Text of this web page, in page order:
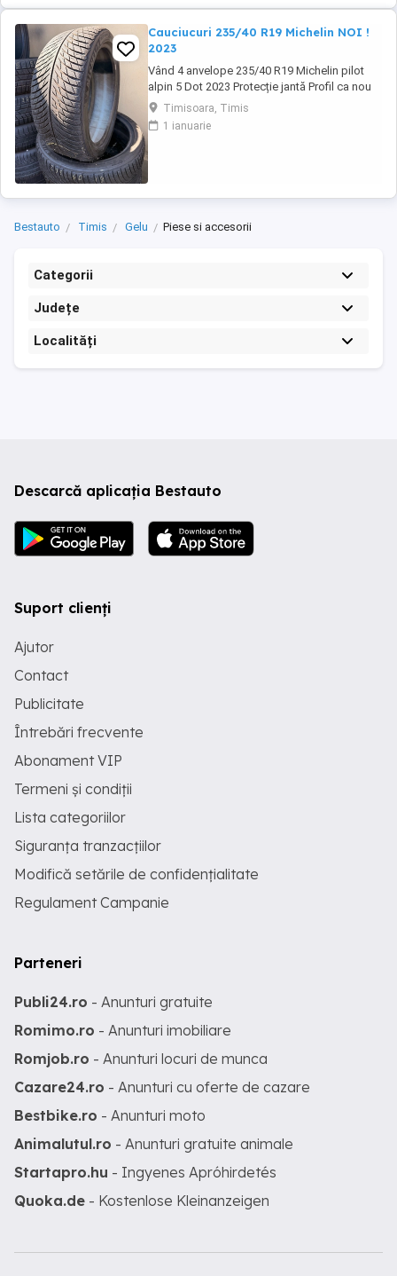
Cauciucuri 235/40 R19 Michelin NOI !
2023
Vând 4 anvelope 235/40 R19 Michelin pilot
alpin 5 Dot 2023 Protecție jantă Profil ca nou
Cauciucurile au fost folosite un sezon (2 luni)
Și de atunci stau în garaj (protejate de îngheț
și soare) Prețul unui cauciuc nou de acest
Timisoara, Timis
1 ianuarie
Bestauto Timis Gelu Piese si accesorii
Categorii
Județe
Localități
Descarcă aplicația Bestauto
Suport clienți
Ajutor
Contact
Publicitate
Întrebări frecvente
Abonament VIP
Termeni și condiții
Lista categoriilor
Siguranța tranzacțiilor
Modifică setările de confidențialitate
Regulament Campanie
Parteneri
Publi24.ro - Anunturi gratuite
Romimo.ro - Anunturi imobiliare
Romjob.ro - Anunturi locuri de munca
Cazare24.ro - Anunturi cu oferte de cazare
Bestbike.ro - Anunturi moto
Animalutul.ro - Anunturi gratuite animale
Startapro.hu - Ingyenes Apróhirdetés
Quoka.de - Kostenlose Kleinanzeigen